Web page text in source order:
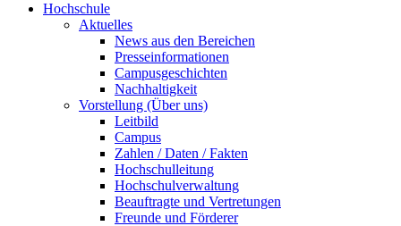
Hochschule
Aktuelles
News aus den Bereichen
Presseinformationen
Campusgeschichten
Nachhaltigkeit
Vorstellung (Über uns)
Leitbild
Campus
Zahlen / Daten / Fakten
Hochschulleitung
Hochschulverwaltung
Beauftragte und Vertretungen
Freunde und Förderer